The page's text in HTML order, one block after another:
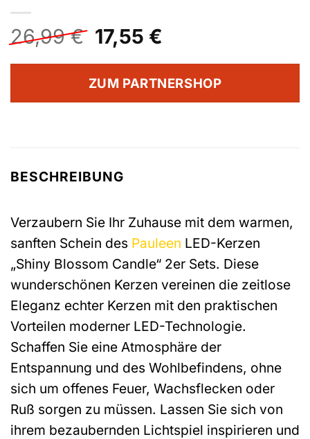
26,99€ Ursprünglicher
Preis
war:
26,99 €
17,55 €
ist:
17,55 €.
ZUM PARTNERSHOP
BESCHREIBUNG
Verzaubern Sie Ihr Zuhause mit dem warmen,
sanften Schein des Pauleen LED-Kerzen
„Shiny Blossom Candle“ 2er Sets. Diese
wunderschönen Kerzen vereinen die zeitlose
Eleganz echter Kerzen mit den praktischen
Vorteilen moderner LED-Technologie.
Schaffen Sie eine Atmosphäre der
Entspannung und des Wohlbefindens, ohne
sich um offenes Feuer, Wachsflecken oder
Ruß sorgen zu müssen. Lassen Sie sich von
ihrem bezaubernden Lichtspiel inspirieren und